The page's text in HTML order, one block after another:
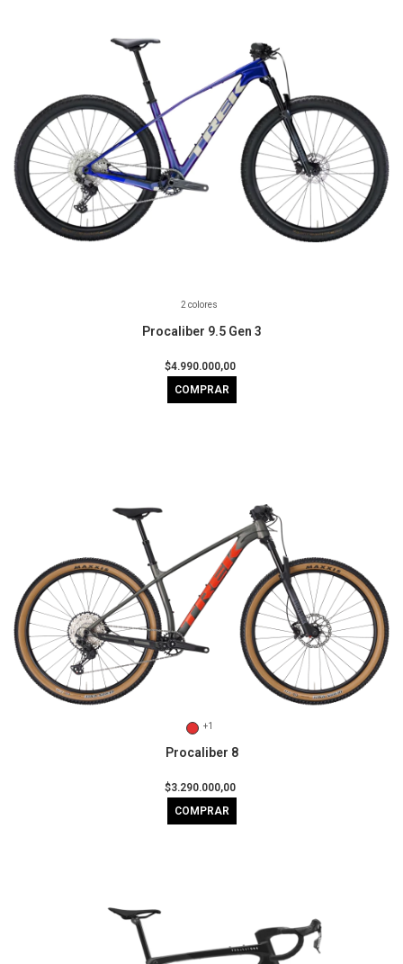
2 colores
Procaliber 9.5 Gen 3
$4.990.000,00
COMPRAR
+1
Procaliber 8
$3.290.000,00
COMPRAR